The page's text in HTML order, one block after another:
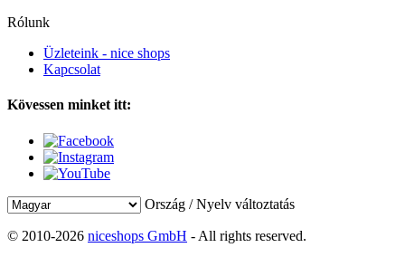
Rólunk
Üzleteink - nice shops
Kapcsolat
Kövessen minket itt:
Ország / Nyelv változtatás
© 2010-2026 niceshops GmbH - All rights reserved.